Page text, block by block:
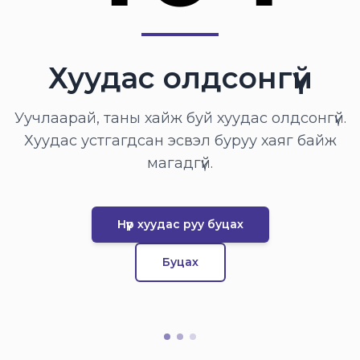
Хуудас олдсонгүй
Уучлаарай, таны хайж буй хуудас олдсонгүй.
Хуудас устгагдсан эсвэл буруу хаяг байж
магадгүй.
Нүүр хуудас руу буцах
Буцах